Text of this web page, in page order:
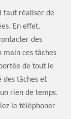
faut réaliser de
En effet,
des
main ces tâches
de tout le
tâches et
rien de temps.
le téléphoner